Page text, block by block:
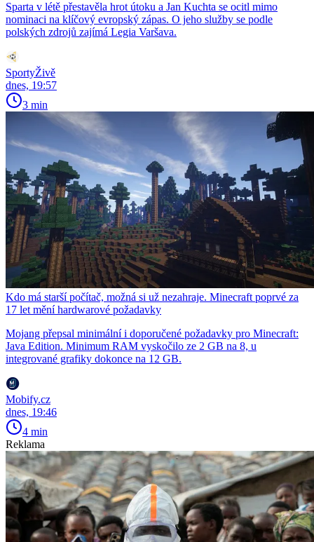
Sparta v létě přestavěla hrot útoku a Jan Kuchta se ocitl mimo
nominaci na klíčový evropský zápas. O jeho služby se podle
polských zdrojů zajímá Legia Varšava.
SportyŽivě
dnes, 19:57
3 min
Kdo má starší počítač, možná si už nezahraje. Minecraft poprvé za
17 let mění hardwarové požadavky
Mojang přepsal minimální i doporučené požadavky pro Minecraft:
Java Edition. Minimum RAM vyskočilo ze 2 GB na 8, u
integrované grafiky dokonce na 12 GB.
Mobify.cz
dnes, 19:46
4 min
Reklama